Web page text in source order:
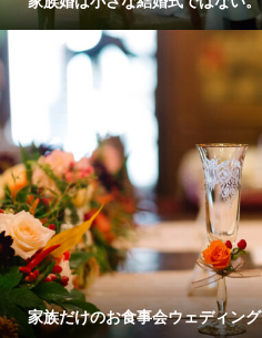
家族だけのお食事会ウェディング